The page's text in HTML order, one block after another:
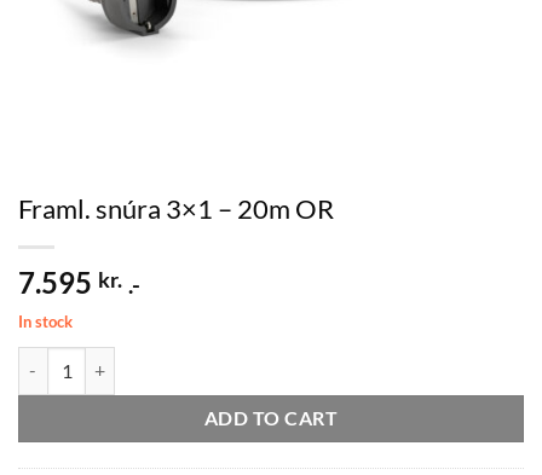
Framl. snúra 3×1 – 20m OR
7.595 kr. .-
In stock
ADD TO CART